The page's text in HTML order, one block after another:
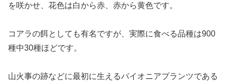
を咲かせ、花色は白から赤、赤から黄色です。
コアラの餌としても有名ですが、実際に食べる品種は900
種中30種ほどです。
山火事の跡などに最初に生えるパイオニアプランツである